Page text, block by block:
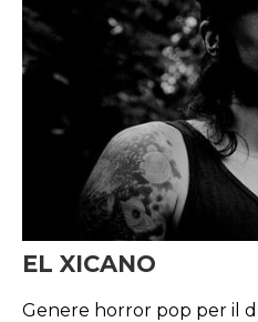
EL XICANO
Genere horror pop per il